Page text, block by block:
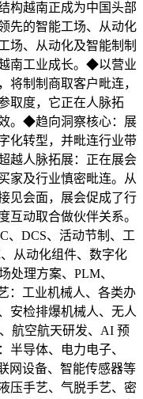
构越南正成为中国头部
先的智能工场、从动化
场、从动化及智能制制
南工业成长。◆以营业
将制制商取客户毗连，
取度，它正在人脉拓
。◆趋向洞察核心：展
化转型，并毗连行业带
越人脉拓展：正在展会
家及行业慎密毗连。从
见会面，展会促成了行
互动取合做伙伴关系。
、DCS、活动节制、工
从动化组件、数字化
处理方案、PLM、
：工业机械人、各类办
安检排爆机械人、无人
航空航天研发、AI 预
导体、电力电子、
网设备、智能传感器等
压手艺、气脱手艺、密